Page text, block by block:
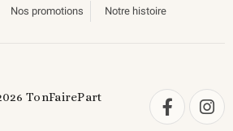
Nos promotions Notre histoire
TonFairePart